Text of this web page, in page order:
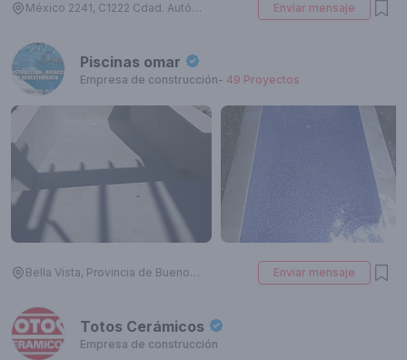
México 2241, C1222 Cdad. Autónoma de Buenos Aires, Argentina Enviar mensaje
Piscinas omar
Empresa de construcción- 49 Proyectos
Bella Vista, Provincia de Buenos Aires, Argentina Enviar mensaje
Totos Cerámicos
Empresa de construcción